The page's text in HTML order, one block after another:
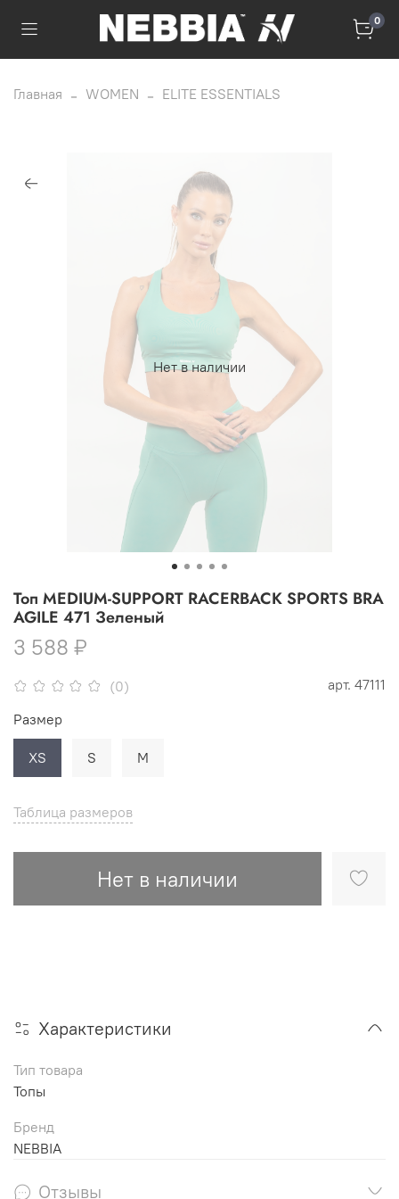
0
Главная WOMEN ELITE ESSENTIALS
Нет в наличии
(0) арт. 47111
Топ MEDIUM-SUPPORT RACERBACK SPORTS BRA
AGILE 471 Зеленый
3 588 ₽
Таблица размеров
Нет в наличии
Размер
XS S M
Характеристики
Тип товара
Топы
Бренд
NEBBIA
Отзывы